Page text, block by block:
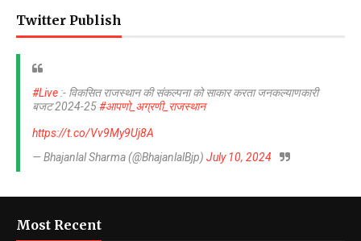
Twitter Publish
#Live :- विकसित राजस्थान की संकल्पना को साकार करता जनकल्याणकारी
बजट 2024-25#आपणो_अग्रणी_राजस्थान
https://t.co/Vv9My9Uj8A
— Bhajanlal Sharma (@BhajanlalBjp) July 10, 2024
Most Recent